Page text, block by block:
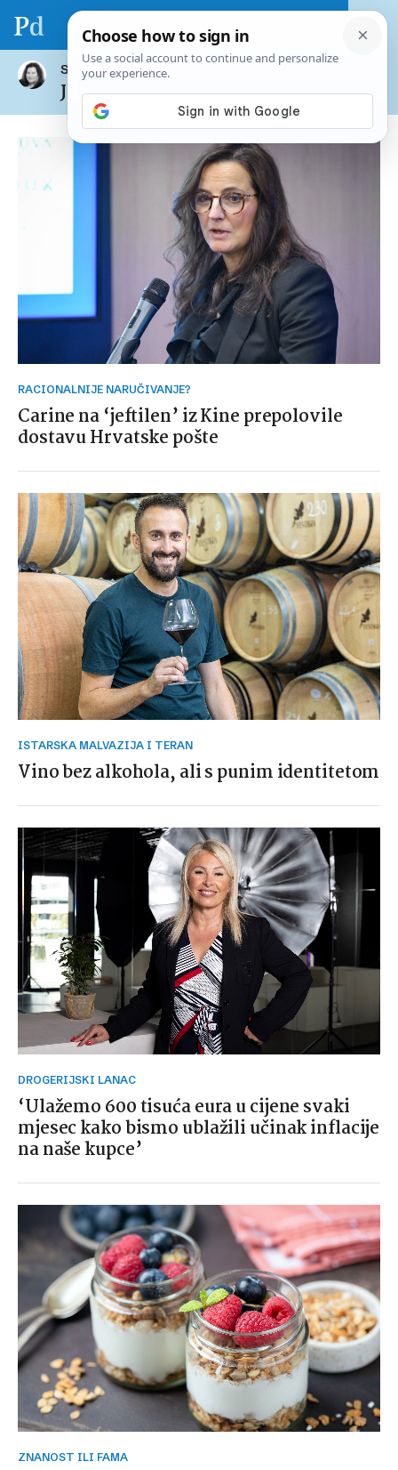
SVI ČLANCI AUTORA
Jolanda Rak Šajn
RACIONALNIJE NARUČIVANJE?
Carine na ‘jeftilen’ iz Kine prepolovile
dostavu Hrvatske pošte
ISTARSKA MALVAZIJA I TERAN
Vino bez alkohola, ali s punim identitetom
DROGERIJSKI LANAC
‘Ulažemo 600 tisuća eura u cijene svaki
mjesec kako bismo ublažili učinak inflacije
na naše kupce’
ZNANOST ILI FAMA